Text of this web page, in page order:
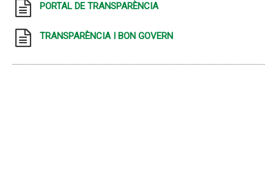
PORTAL DE TRANSPARÈNCIA
TRANSPARÈNCIA I BON GOVERN